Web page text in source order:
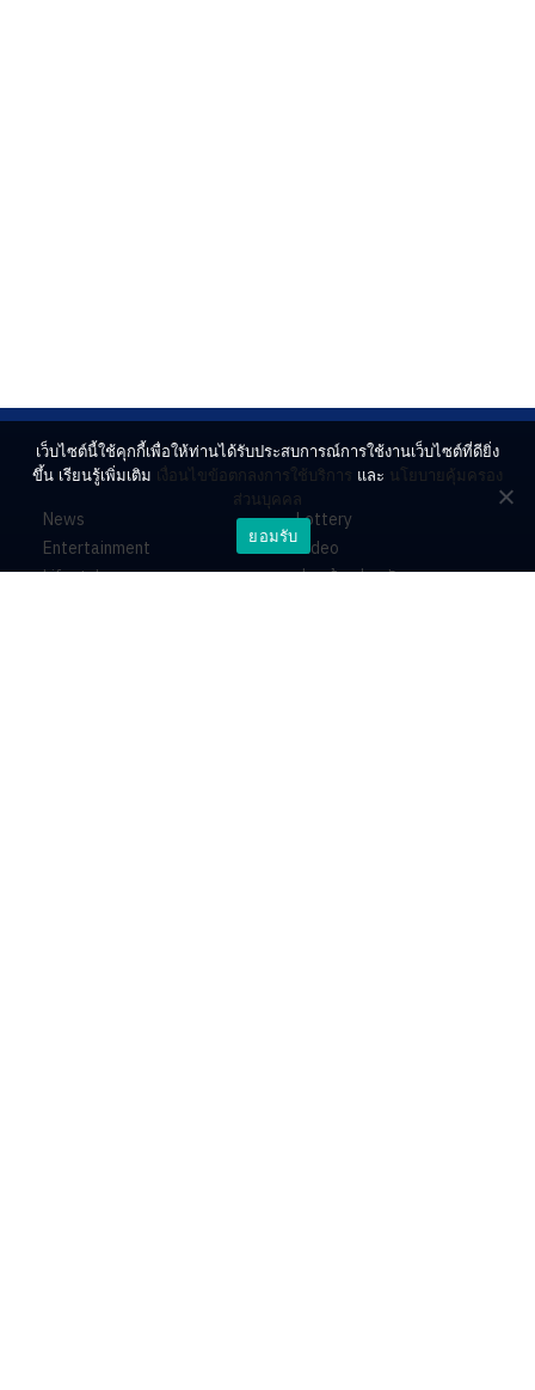
News
Entertainment
Lifestyle
Lottery
Video
ร่วมด้วยช่วยกัน
เว็บไซต์นี้ใช้คุกกี้เพื่อให้ท่านได้รับประสบการณ์การใช้งานเว็บไซต์ที่ดียิ่ง
ขึ้น เรียนรู้เพิ่มเติม เงื่อนไขข้อตกลงการใช้บริการ และ นโยบายคุ้มครอง
ส่วนบุคคล
ยอมรับ